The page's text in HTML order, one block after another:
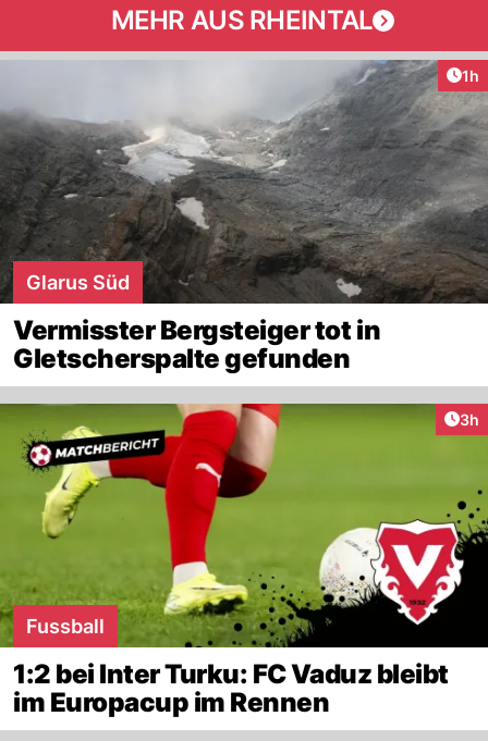
MEHR AUS RHEINTAL
1h
Glarus Süd
Vermisster Bergsteiger tot in
Gletscherspalte gefunden
3h
Fussball
1:2 bei Inter Turku: FC Vaduz bleibt
im Europacup im Rennen